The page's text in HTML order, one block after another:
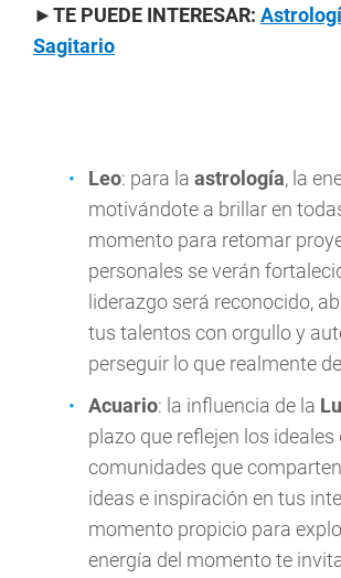
►TE PUEDE INTERESAR:
Sagitario
Leo: para la astrología, la
motivándote a brillar en
momento para retomar
personales se verán
liderazgo será reconocido,
tus talentos con orgullo y
perseguir lo que realmente
Acuario: la influencia de la
plazo que reflejen los ideales
comunidades que
ideas e inspiración en tus
momento propicio para
energía del momento te